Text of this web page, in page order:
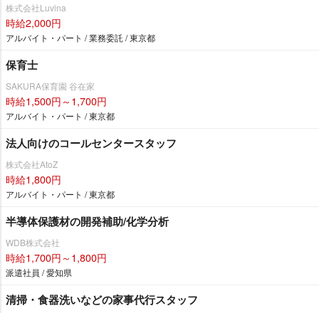
株式会社Luvina
時給2,000円
アルバイト・パート / 業務委託 / 東京都
保育士
SAKURA保育園 谷在家
時給1,500円～1,700円
アルバイト・パート / 東京都
法人向けのコールセンタースタッフ
株式会社AtoZ
時給1,800円
アルバイト・パート / 東京都
半導体保護材の開発補助/化学分析
WDB株式会社
時給1,700円～1,800円
派遣社員 / 愛知県
清掃・食器洗いなどの家事代行スタッフ